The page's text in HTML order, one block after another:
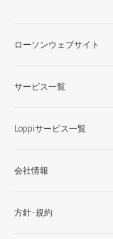
ローソンウェブサイト
サービス一覧
Loppiサービス一覧
会社情報
方針･規約